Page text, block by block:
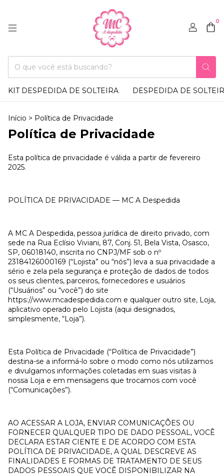
0
KIT DESPEDIDA DE SOLTEIRA DESPEDIDA DE
Início > Política de Privacidade
Política de Privacidade
Esta política de privacidade é válida a partir de fevereiro
2025.
POLÍTICA DE PRIVACIDADE — MC A Despedida
A MC A Despedida, pessoa jurídica de direito privado, com
sede na Rua Eclísio Viviani, 87, Conj. 51, Bela Vista, Osasco,
SP, 06018140, inscrita no CNPJ/MF sob o nº
23184126000169 (“Lojista” ou “nós”) leva a sua privacidade a
sério e zela pela segurança e proteção de dados de todos
os seus clientes, parceiros, fornecedores e usuários
(“Usuários” ou “você”) do site
https://www.mcadespedida.com e qualquer outro site, Loja,
aplicativo operado pelo Lojista (aqui designados,
simplesmente, “Loja”).
Esta Política de Privacidade (“Política de Privacidade”)
destina-se a informá-lo sobre o modo como nós utilizamos
e divulgamos informações coletadas em suas visitas à
nossa Loja e em mensagens que trocamos com você
(“Comunicações”).
AO ACESSAR A LOJA, ENVIAR COMUNICAÇÕES OU
FORNECER QUALQUER TIPO DE DADO PESSOAL, VOCÊ
DECLARA ESTAR CIENTE E DE ACORDO COM ESTA
POLÍTICA DE PRIVACIDADE, A QUAL DESCREVE AS
FINALIDADES E FORMAS DE TRATAMENTO DE SEUS
DADOS PESSOAIS QUE VOCÊ DISPONIBILIZAR NA